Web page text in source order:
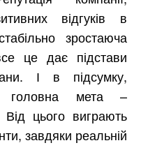
відгуків в
зростаюча
це дає підстави
І в підсумку,
головна мета –
цього виграють
завдяки реальній